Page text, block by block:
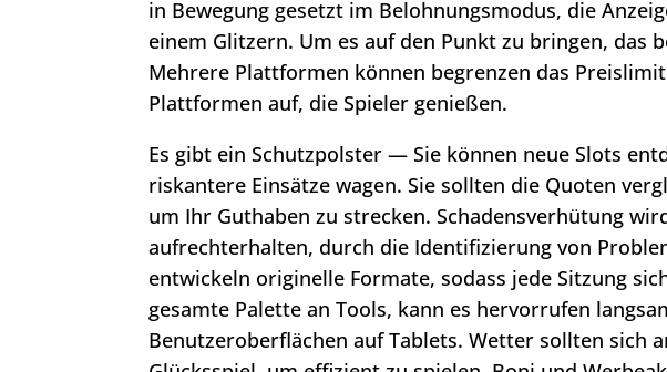
in Bewegung gesetzt im Belohnungsmodus, die
einem Glitzern. Um es auf den Punkt zu bringen, das
Mehrere Plattformen können begrenzen das
Plattformen auf, die Spieler genießen.
Es gibt ein Schutzpolster — Sie können neue Slots
riskantere Einsätze wagen. Sie sollten die Quoten
um Ihr Guthaben zu strecken. Schadensverhütung
aufrechterhalten, durch die Identifizierung von
entwickeln originelle Formate, sodass jede Sitzung
gesamte Palette an Tools, kann es hervorrufen
Benutzeroberflächen auf Tablets. Wetter sollten sich